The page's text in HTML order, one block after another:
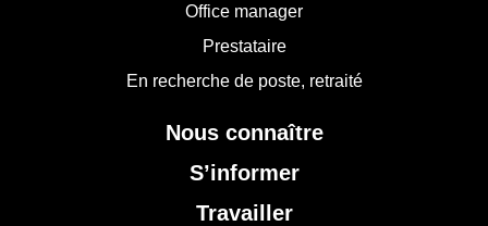
Office manager
Prestataire
En recherche de poste, retraité
Nous connaître
S’informer
Travailler